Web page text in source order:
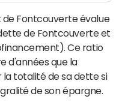
Fontcouverte évalue
de Fontcouverte et
Ce ratio
d'années que la
totalité de sa dette si
de son épargne.